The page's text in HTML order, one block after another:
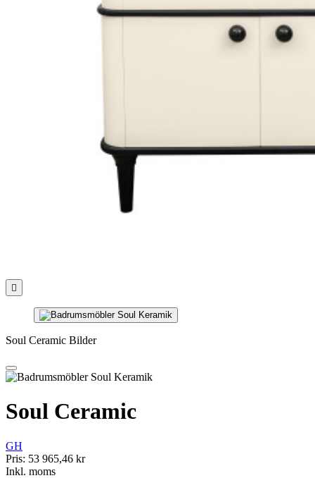

Soul Ceramic Bilder
Soul Ceramic
GH
Pris: 53 965,46 kr
Inkl. moms